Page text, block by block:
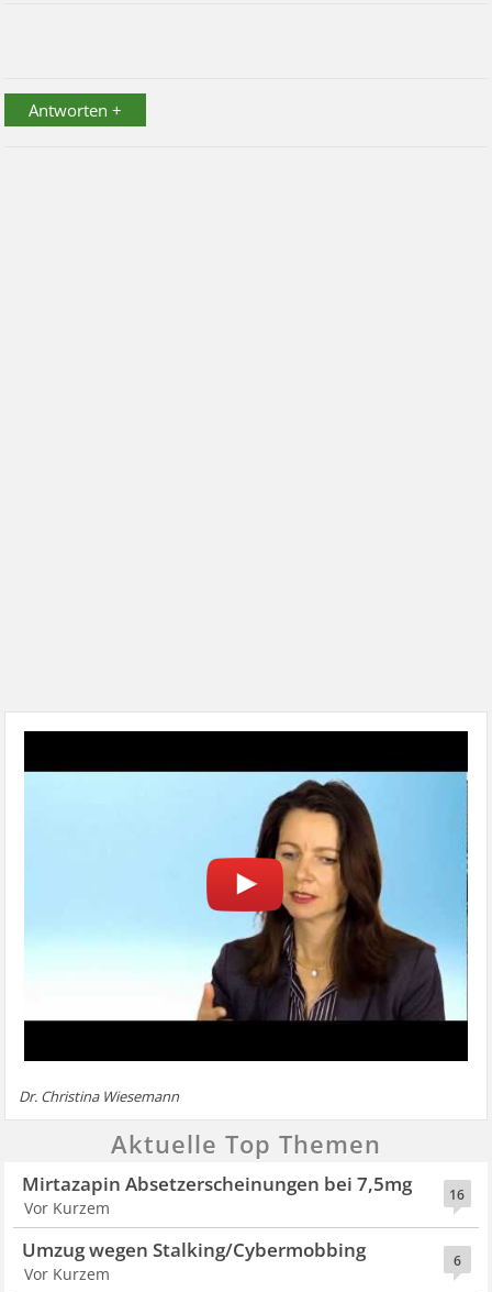
Antworten +
Dr. Christina Wiesemann
Aktuelle Top Themen
16
Mirtazapin Absetzerscheinungen bei 7,5mg
Vor Kurzem
6
Umzug wegen Stalking/Cybermobbing
Vor Kurzem